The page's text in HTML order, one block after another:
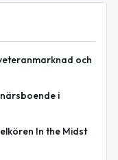
och
i
In the Midst